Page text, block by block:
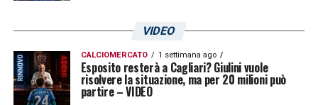
VIDEO
CALCIOMERCATO 1 settimana ago
Esposito resterà a Cagliari? Giulini vuole
risolvere la situazione, ma per 20 milioni può
partire – VIDEO